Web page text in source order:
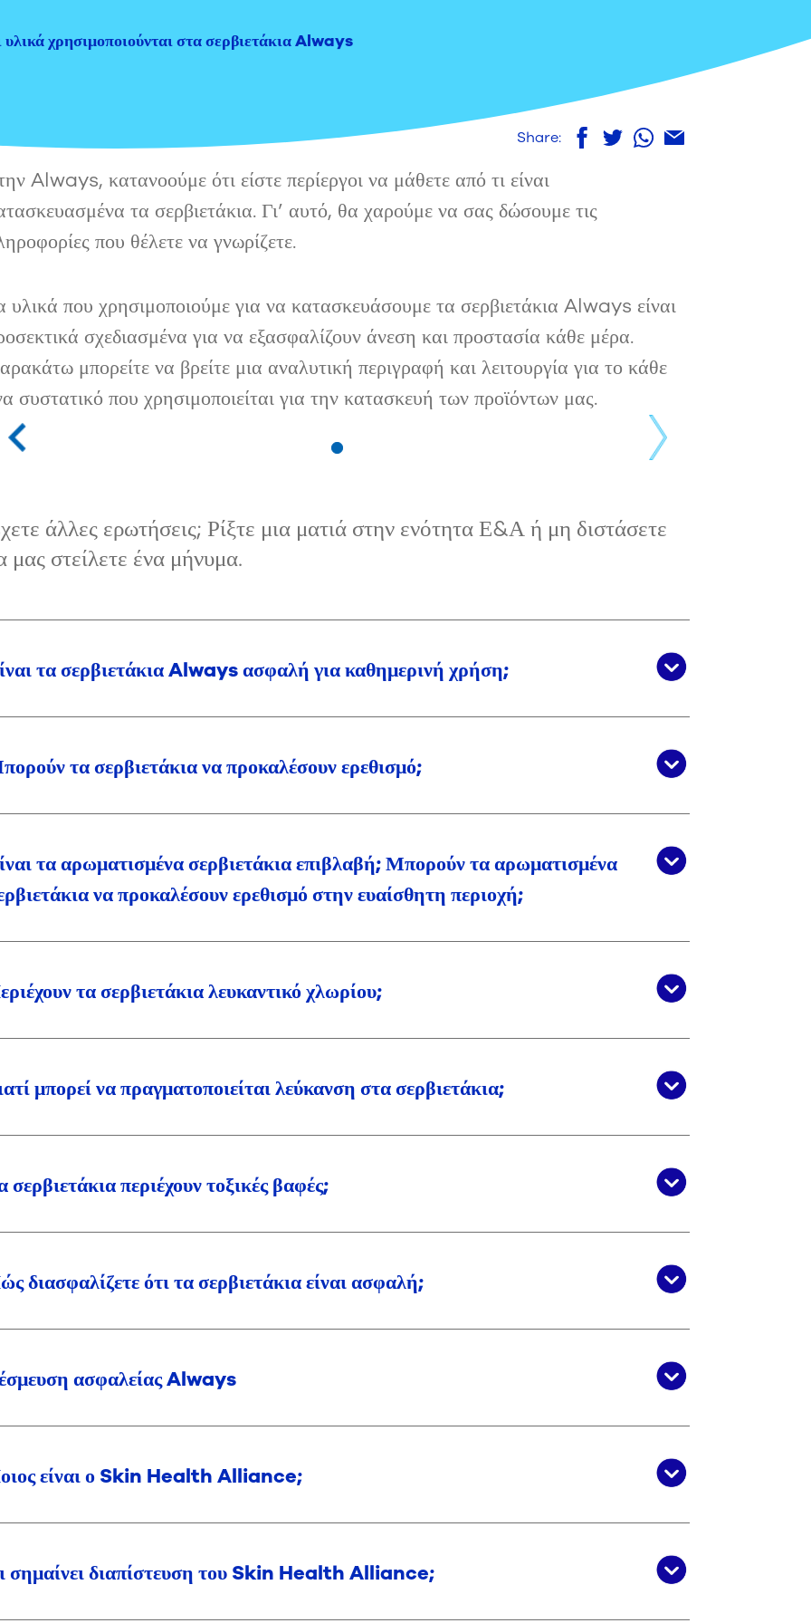
υλικά χρησιμοποιούνται στα σερβιετάκια Always
Share:
Always, κατανοούμε ότι είστε περίεργοι να μάθετε από τι είναι
τα σερβιετάκια. Γι’ αυτό, θα χαρούμε να σας δώσουμε τις
που θέλετε να γνωρίζετε.
υλικά που χρησιμοποιούμε για να κατασκευάσουμε τα σερβιετάκια Always είναι
σχεδιασμένα για να εξασφαλίζουν άνεση και προστασία κάθε μέρα.
μπορείτε να βρείτε μια αναλυτική περιγραφή και λειτουργία για το κάθε
συστατικό που χρησιμοποιείται για την κατασκευή των προϊόντων μας.
άλλες ερωτήσεις; Ρίξτε μια ματιά στην ενότητα Ε&Α ή μη διστάσετε
μας στείλετε ένα μήνυμα.
τα σερβιετάκια Always ασφαλή για καθημερινή χρήση;
τα σερβιετάκια να προκαλέσουν ερεθισμό;
τα αρωματισμένα σερβιετάκια επιβλαβή; Μπορούν τα αρωματισμένα
να προκαλέσουν ερεθισμό στην ευαίσθητη περιοχή;
τα σερβιετάκια λευκαντικό χλωρίου;
μπορεί να πραγματοποιείται λεύκανση στα σερβιετάκια;
σερβιετάκια περιέχουν τοξικές βαφές;
διασφαλίζετε ότι τα σερβιετάκια είναι ασφαλή;
ασφαλείας Always
είναι ο Skin Health Alliance;
σημαίνει διαπίστευση του Skin Health Alliance;